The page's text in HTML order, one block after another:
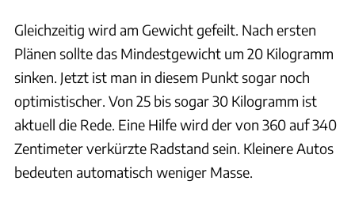
Gleichzeitig wird am Gewicht gefeilt. Nach ersten
Plänen sollte das Mindestgewicht um 20 Kilogramm
sinken. Jetzt ist man in diesem Punkt sogar noch
optimistischer. Von 25 bis sogar 30 Kilogramm ist
aktuell die Rede. Eine Hilfe wird der von 360 auf 340
Zentimeter verkürzte Radstand sein. Kleinere Autos
bedeuten automatisch weniger Masse.